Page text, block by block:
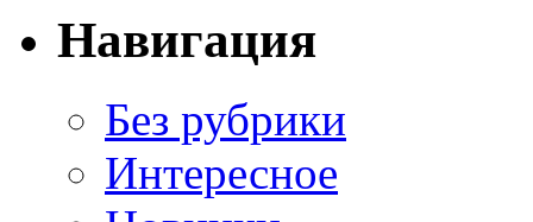
Навигация
Без рубрики
Интересное